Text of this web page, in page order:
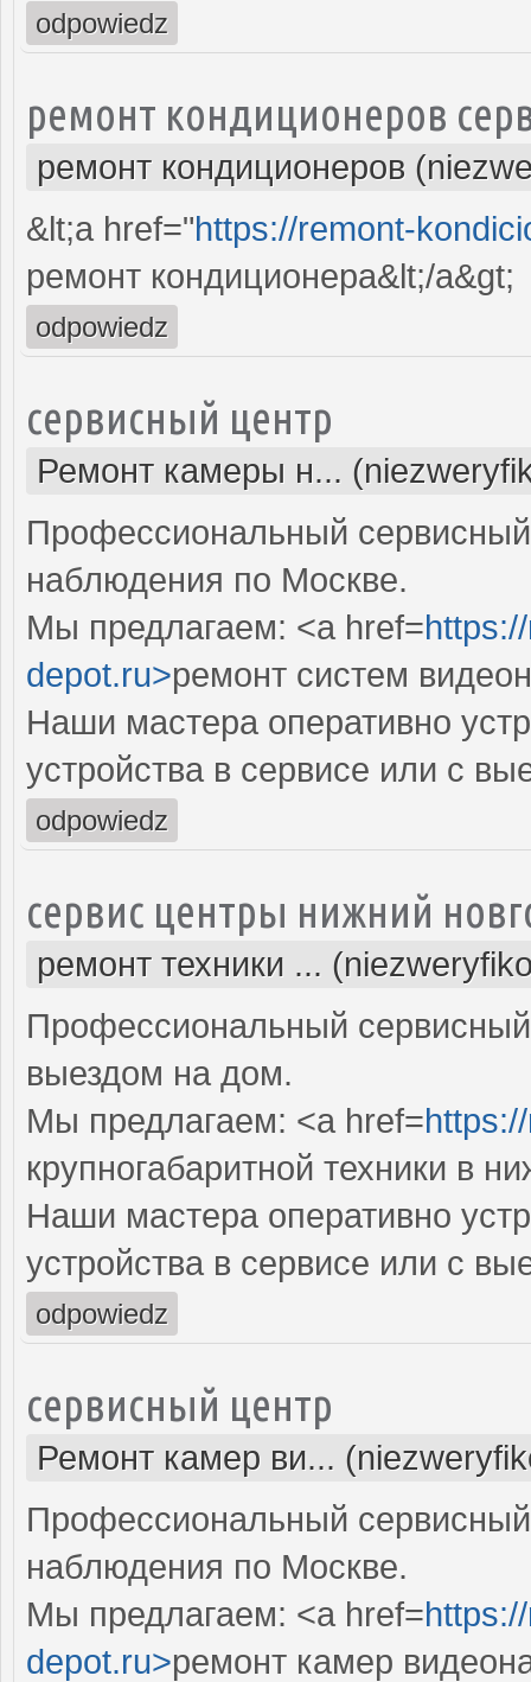
odpowiedz
ремонт кондиционеров
ремонт кондиционеров
&lt;a href="https://remont-
ремонт кондиционера&lt;/a&gt;
odpowiedz
сервисный центр
Ремонт камеры н...
Профессиональный
наблюдения по Москве.
Мы предлагаем: <a href=
depot.ru>ремонт систем
Наши мастера оперативно
устройства в сервисе или с
odpowiedz
сервис центры нижний
ремонт техники ...
Профессиональный
выездом на дом.
Мы предлагаем: <a href=
крупногабаритной техники в
Наши мастера оперативно
устройства в сервисе или с
odpowiedz
сервисный центр
Ремонт камер ви...
Профессиональный
наблюдения по Москве.
Мы предлагаем: <a href=
depot.ru>ремонт камер